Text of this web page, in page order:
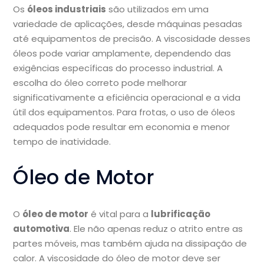
Os óleos industriais são utilizados em uma
variedade de aplicações, desde máquinas pesadas
até equipamentos de precisão. A viscosidade desses
óleos pode variar amplamente, dependendo das
exigências específicas do processo industrial. A
escolha do óleo correto pode melhorar
significativamente a eficiência operacional e a vida
útil dos equipamentos. Para frotas, o uso de óleos
adequados pode resultar em economia e menor
tempo de inatividade.
Óleo de Motor
O óleo de motor é vital para a lubrificação
automotiva. Ele não apenas reduz o atrito entre as
partes móveis, mas também ajuda na dissipação de
calor. A viscosidade do óleo de motor deve ser